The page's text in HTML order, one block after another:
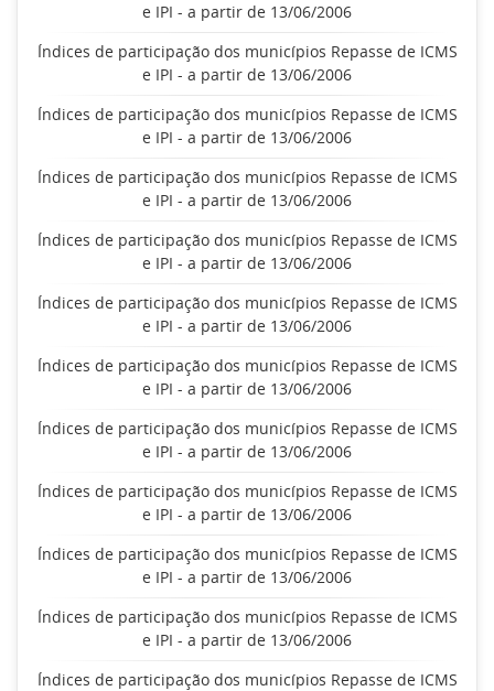
e IPI - a partir de 13/06/2006
Índices de participação dos municípios Repasse de ICMS
e IPI - a partir de 13/06/2006
Índices de participação dos municípios Repasse de ICMS
e IPI - a partir de 13/06/2006
Índices de participação dos municípios Repasse de ICMS
e IPI - a partir de 13/06/2006
Índices de participação dos municípios Repasse de ICMS
e IPI - a partir de 13/06/2006
Índices de participação dos municípios Repasse de ICMS
e IPI - a partir de 13/06/2006
Índices de participação dos municípios Repasse de ICMS
e IPI - a partir de 13/06/2006
Índices de participação dos municípios Repasse de ICMS
e IPI - a partir de 13/06/2006
Índices de participação dos municípios Repasse de ICMS
e IPI - a partir de 13/06/2006
Índices de participação dos municípios Repasse de ICMS
e IPI - a partir de 13/06/2006
Índices de participação dos municípios Repasse de ICMS
e IPI - a partir de 13/06/2006
Índices de participação dos municípios Repasse de ICMS